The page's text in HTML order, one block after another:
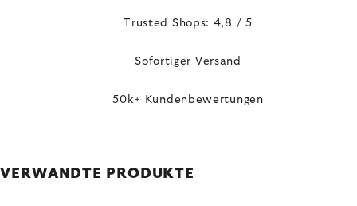
Trusted Shops: 4,8 / 5
Sofortiger Versand
50k+ Kundenbewertungen
VERWANDTE PRODUKTE